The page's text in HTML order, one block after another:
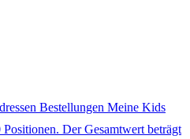
Bestellungen Meine Kids
Der Gesamtwert beträgt